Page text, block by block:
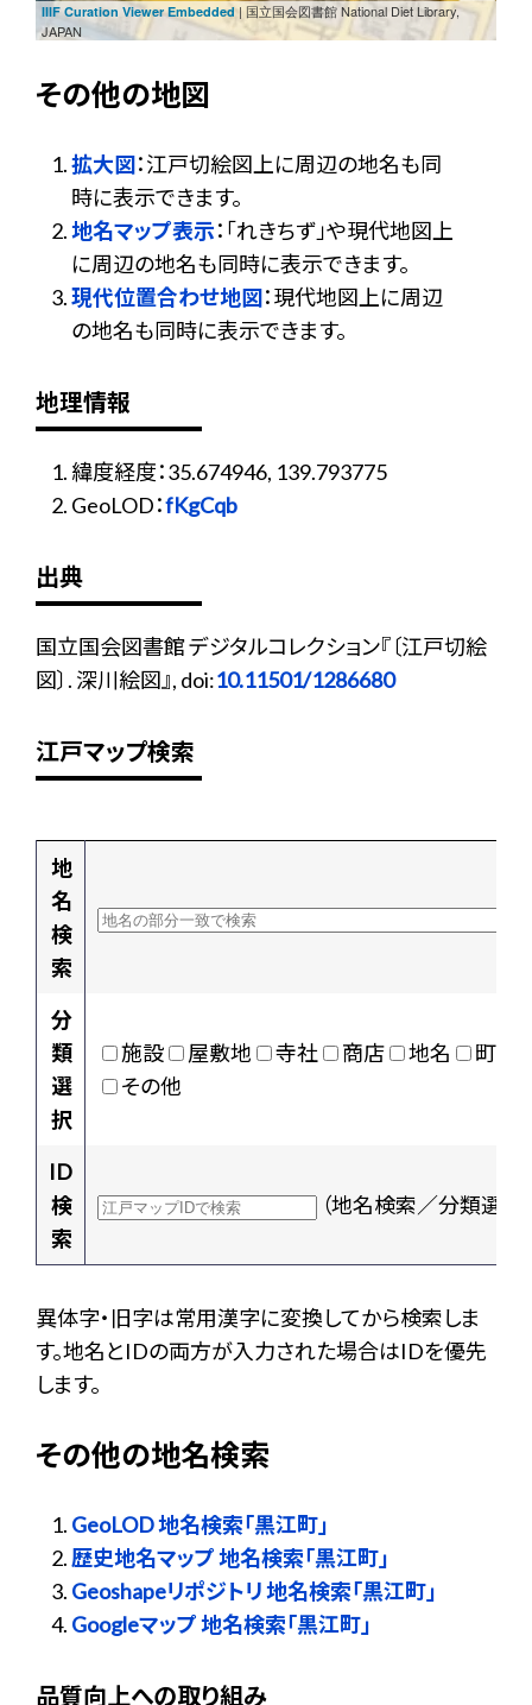
IIIF Curation Viewer Embedded| 国立国会図書館 National Diet Library,
JAPAN
その他の地図
拡大図：江戸切絵図上に周辺の地名も同
時に表示できます。
地名マップ表示：「れきちず」や現代地図上
に周辺の地名も同時に表示できます。
現代位置合わせ地図：現代地図上に周辺
の地名も同時に表示できます。
地理情報
緯度経度：35.674946, 139.793775
GeoLOD：fKgCqb
出典
国立国会図書館 デジタルコレクション『〔江戸切絵
図〕. 深川絵図』, doi:10.11501/1286680
江戸マップ検索
地
名
検
索
分
類
選
択
施設 屋敷地 寺社 商店 地名
町村
その他
ID
検
索
（地名検索／分類選択
異体字・旧字は常用漢字に変換してから検索しま
す。地名とIDの両方が入力された場合はIDを優先
します。
その他の地名検索
GeoLOD 地名検索「黒江町」
歴史地名マップ 地名検索「黒江町」
Geoshapeリポジトリ 地名検索「黒江町」
Googleマップ 地名検索「黒江町」
品質向上への取り組み